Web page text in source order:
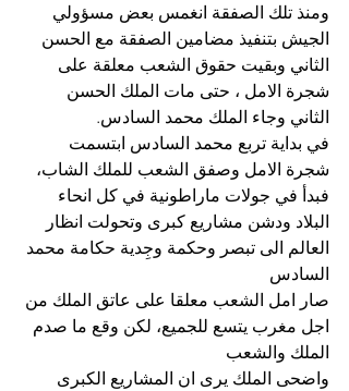
ومنذ تلك الصفقة انغمس بعض مسؤولي
الجيش بتنفيذ مضامين الصفقة مع الحسن
الثاني وبقيت حقوق الشعب معلقة على
شجرة الامل ، حتى مات الملك الحسن
الثاني وجاء الملك محمد السادس.
في بداية تربع محمد السادس ابتسمت
شجرة الامل وصفق الشعب للملك الشاب،
فبدأ في جولات ماراطونية في كل انحاء
البلاد ودشن مشاريع كبرى وتحولت انظار
العالم الى تبصر وحكمة وجِدية حكامة محمد
السادس
صار امل الشعب معلقا على عاتق الملك من
اجل مغرب يتسع للجميع، لكن وقع ما صدم
الملك والشعب
واضحى الملك يرى ان المشاريع الكبرى